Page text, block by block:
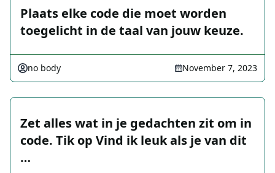
Plaats elke code die moet worden
toegelicht in de taal van jouw keuze.
no body November 7, 2023
Zet alles wat in je gedachten zit om in
code. Tik op Vind ik leuk als je van dit
…